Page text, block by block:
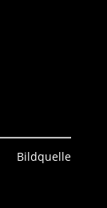
Bildquelle